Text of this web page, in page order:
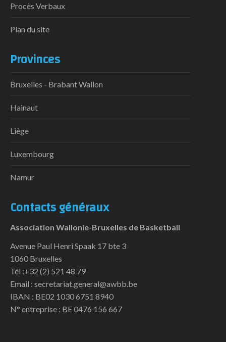
Procès Verbaux
Plan du site
Provinces
Bruxelles - Brabant Wallon
Hainaut
Liège
Luxembourg
Namur
Contacts généraux
Association Wallonie-Bruxelles de Basketball
Avenue Paul Henri Spaak 17 bte 3
1060 Bruxelles
Tél :+32 (2) 521 48 79
Email : secretariat.general@awbb.be
IBAN : BE02 1030 6751 8940
N° entreprise : BE 0476 156 667